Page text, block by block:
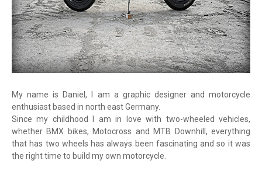
My name is Daniel, I am a graphic designer and motorcycle
enthusiast based in north east Germany.
Since my childhood I am in love with two-wheeled vehicles,
whether BMX bikes, Motocross and MTB Downhill, everything
that has two wheels has always been fascinating and so it was
the right time to build my own motorcycle.